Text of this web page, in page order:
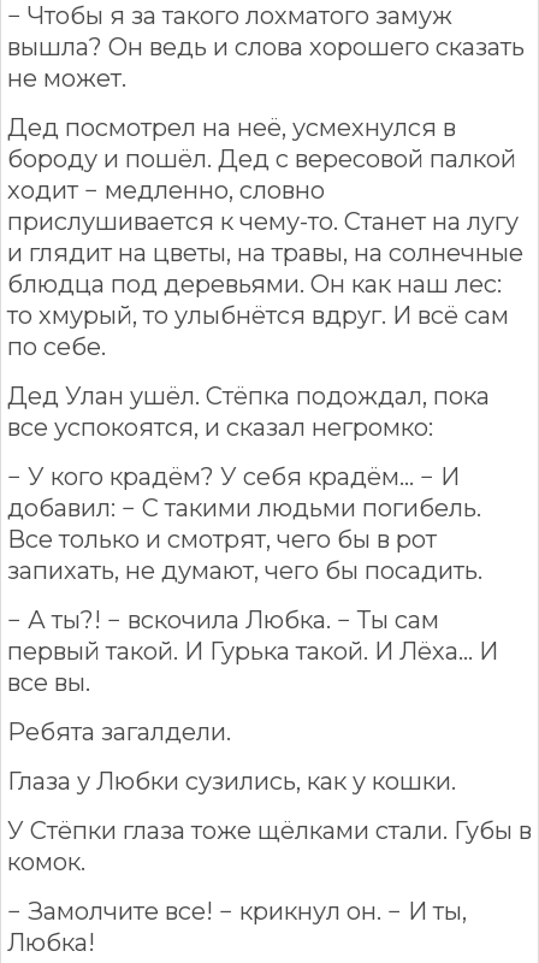
− Чтобы я за такого лохматого замуж
вышла? Он ведь и слова хорошего сказать
не может.
Дед посмотрел на неё, усмехнулся в
бороду и пошёл. Дед с вересовой палкой
ходит − медленно, словно
прислушивается к чему-то. Станет на лугу
и глядит на цветы, на травы, на солнечные
блюдца под деревьями. Он как наш лес:
то хмурый, то улыбнётся вдруг. И всё сам
по себе.
Дед Улан ушёл. Стёпка подождал, пока
все успокоятся, и сказал негромко:
− У кого крадём? У себя крадём... − И
добавил: − С такими людьми погибель.
Все только и смотрят, чего бы в рот
запихать, не думают, чего бы посадить.
− А ты?! − вскочила Любка. − Ты сам
первый такой. И Гурька такой. И Лёха... И
все вы.
Ребята загалдели.
Глаза у Любки сузились, как у кошки.
У Стёпки глаза тоже щёлками стали. Губы в
комок.
− Замолчите все! − крикнул он. − И ты,
Любка!